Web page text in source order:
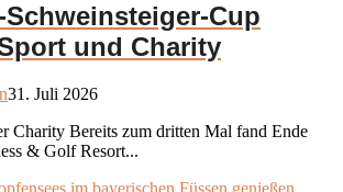
Schweinsteiger-Cup
und Charity
31. Juli 2026
Charity Bereits zum dritten Mal fand Ende
& Golf Resort...